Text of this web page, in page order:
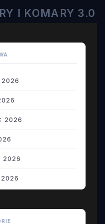
I KOMARY 3.0
2026
2026
2026